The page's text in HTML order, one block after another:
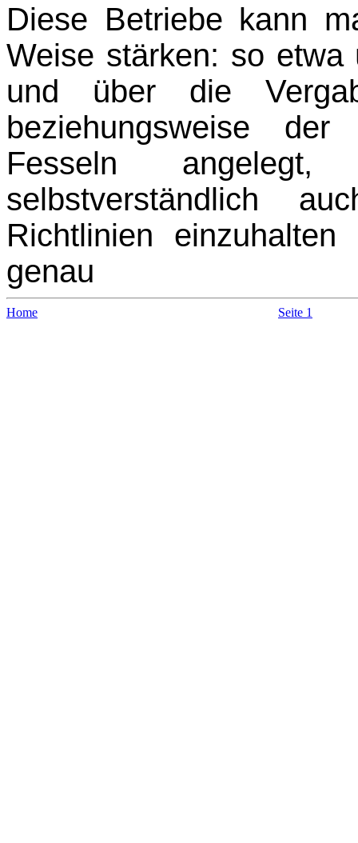
Diese Betriebe kann
Weise stärken: so etwa
und über die
beziehungsweise der
Fesseln
selbstverständlich
Richtlinien
genau
Home Seite 1